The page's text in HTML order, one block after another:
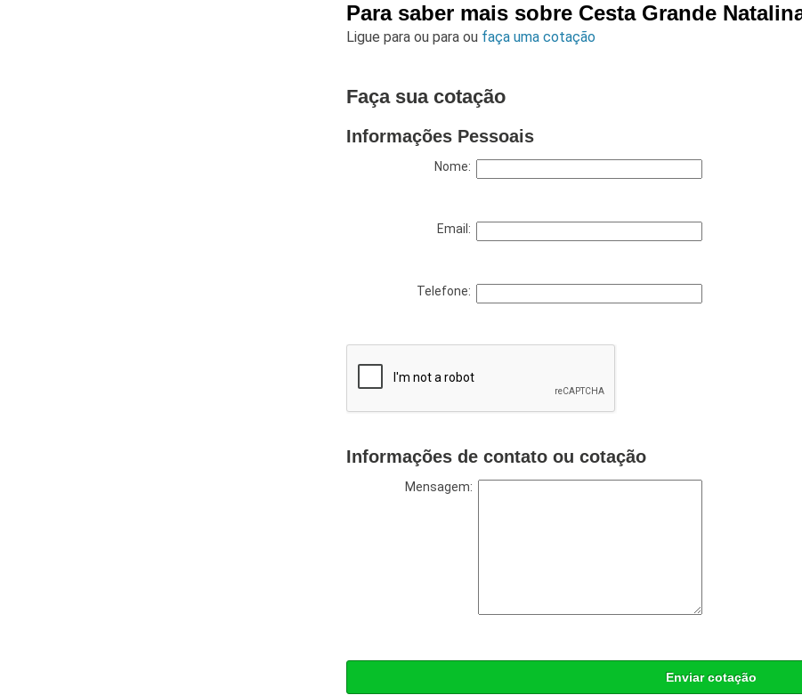
Para saber mais sobre Cesta Grande
Ligue paraou paraou faça uma cotação
Faça sua cotação
Informações Pessoais
Nome:
Email:
Telefone:
Informações de contato ou cotação
Mensagem:
Enviar cotação